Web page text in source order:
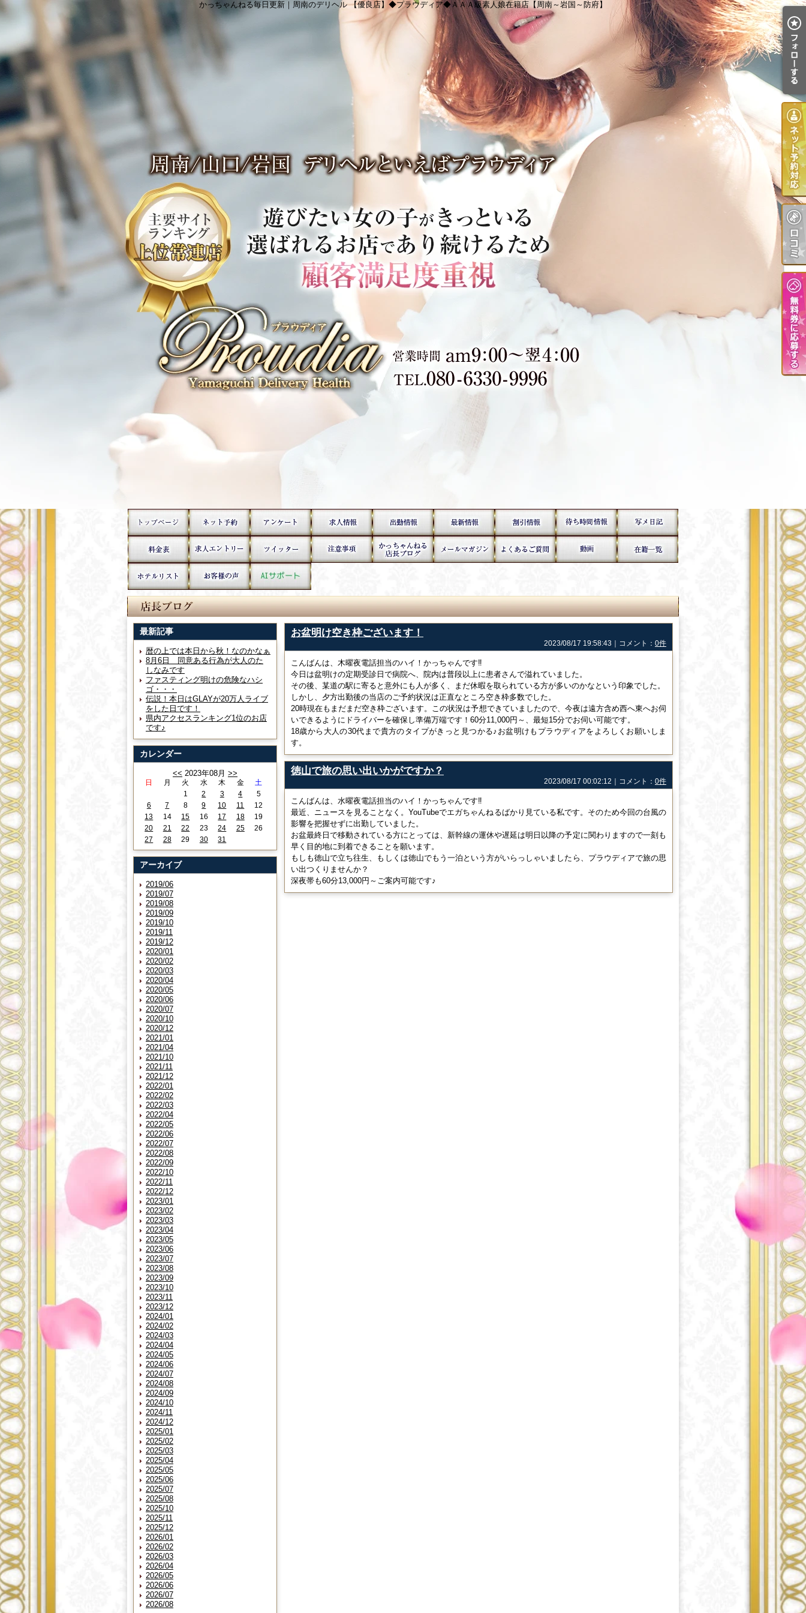
かっちゃんねる毎日更新｜周南のデリヘル 【優良店】◆プラウディア◆ＡＡＡ級素人娘在籍店【周南～岩国～防府】
最新記事
暦の上では本日から秋！なのかなぁ
8月6日 同意ある行為が大人のた
しなみです
ファスティング明けの危険なハシ
ゴ・・・
伝説！本日はGLAYが20万人ライブ
をした日です！
県内アクセスランキング1位のお店
です♪
カレンダー
<< 2023年08月 >>
日 月 火 水 木 金
土
1
2 3 4
5
6
7 8 9 10 11
12
13
14 15 16 17 18
19
20
21 22 23 24 25
26
27
28 29 30 31
アーカイブ
2019/06
2019/07
2019/08
2019/09
2019/10
2019/11
2019/12
2020/01
2020/02
2020/03
2020/04
2020/05
2020/06
2020/07
2020/10
2020/12
2021/01
2021/04
2021/10
2021/11
2021/12
2022/01
2022/02
2022/03
2022/04
2022/05
2022/06
2022/07
2022/08
2022/09
2022/10
2022/11
2022/12
2023/01
2023/02
2023/03
2023/04
2023/05
2023/06
2023/07
2023/08
2023/09
2023/10
2023/11
2023/12
2024/01
2024/02
2024/03
2024/04
2024/05
2024/06
2024/07
2024/08
2024/09
2024/10
2024/11
2024/12
2025/01
2025/02
2025/03
2025/04
2025/05
2025/06
2025/07
2025/08
2025/10
2025/11
2025/12
2026/01
2026/02
2026/03
2026/04
2026/05
2026/06
2026/07
2026/08
お盆明け空き枠ございます！
2023/08/17 19:58:43｜コメント： 0件
こんばんは、木曜夜電話担当のハイ！かっちゃんです‼
今日は盆明けの定期受診日で病院へ、院内は普段以上に患者さんで溢れていました。
その後、某道の駅に寄ると意外にも人が多く、まだ休暇を取られている方が多いのかなという印象でした。
しかし、夕方出勤後の当店のご予約状況は正直なところ空き枠多数でした。
20時現在もまだまだ空き枠ございます。この状況は予想できていましたので、今夜は遠方含め西へ東へお伺
いできるようにドライバーを確保し準備万端です！60分11,000円～、最短15分でお伺い可能です。
18歳から大人の30代まで貴方のタイプがきっと見つかる♪お盆明けもプラウディアをよろしくお願いしま
す。
徳山で旅の思い出いかがですか？
2023/08/17 00:02:12｜コメント： 0件
こんばんは、水曜夜電話担当のハイ！かっちゃんです‼
最近、ニュースを見ることなく。YouTubeでエガちゃんねるばかり見ている私です。そのため今回の台風の
影響を把握せずに出勤していました。
お盆最終日で移動されている方にとっては、新幹線の運休や遅延は明日以降の予定に関わりますので一刻も
早く目的地に到着できることを願います。
もしも徳山で立ち往生、もしくは徳山でもう一泊という方がいらっしゃいましたら、プラウディアで旅の思
い出つくりませんか？
深夜帯も60分13,000円～ご案内可能です♪